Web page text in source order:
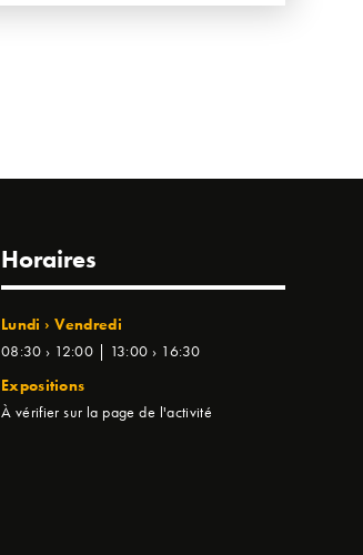
Horaires
Lundi › Vendredi
08:30 › 12:00 | 13:00 › 16:30
Expositions
À vérifier sur la page de l'activité